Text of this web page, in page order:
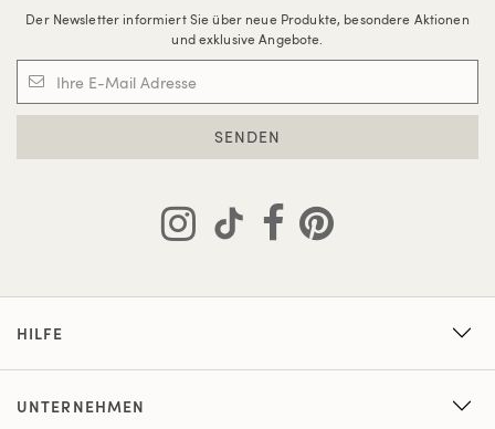
Der Newsletter informiert Sie über neue Produkte, besondere Aktionen
und exklusive Angebote.
SENDEN
HILFE
UNTERNEHMEN